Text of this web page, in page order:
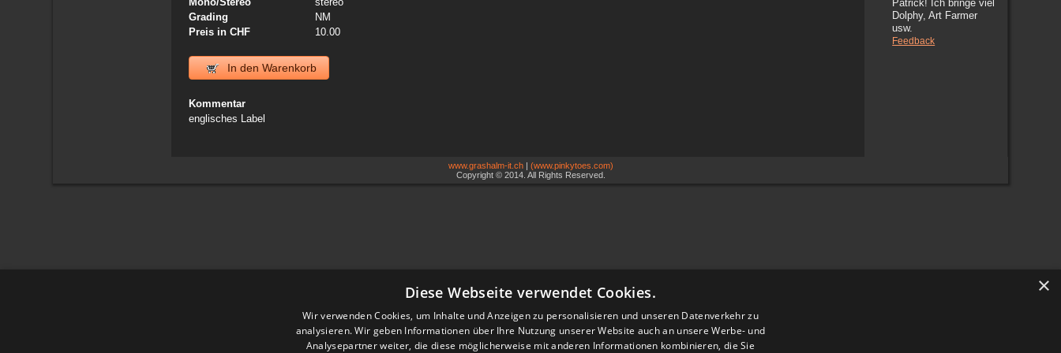
Grading
NM
Preis in CHF
10.00
In den Warenkorb
Kommentar
englisches Label
Patrick! Ich bringe viel
Dolphy, Art Farmer
usw.
Feedback
www.grashalm-it.ch| (www.pinkytoes.com)
Copyright © 2014. All Rights Reserved.
×
Diese Webseite verwendet Cookies.
Wir verwenden Cookies, um Inhalte und Anzeigen zu personalisieren und unseren Datenverkehr zu
analysieren. Wir geben Informationen über Ihre Nutzung unserer Website auch an unsere Werbe- und
Analysepartner weiter, die diese möglicherweise mit anderen Informationen kombinieren, die Sie